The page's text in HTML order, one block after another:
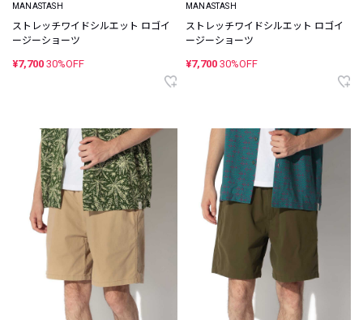
MANASTASH
ストレッチワイドシルエット ロゴイ
ージーショーツ
¥7,700 30%OFF
MANASTASH
ストレッチワイドシルエット ロゴイ
ージーショーツ
¥7,700 30%OFF